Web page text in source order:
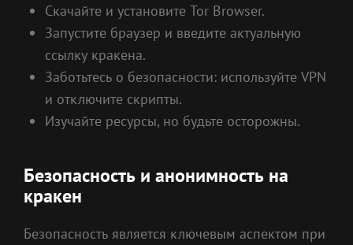
Скачайте и установите Tor Browser.
Запустите браузер и введите актуальную
ссылку кракена.
Заботьтесь о безопасности: используйте VPN
и отключите скрипты.
Изучайте ресурсы, но будьте осторожны.
Безопасность и анонимность на
кракен
Безопасность является ключевым аспектом при